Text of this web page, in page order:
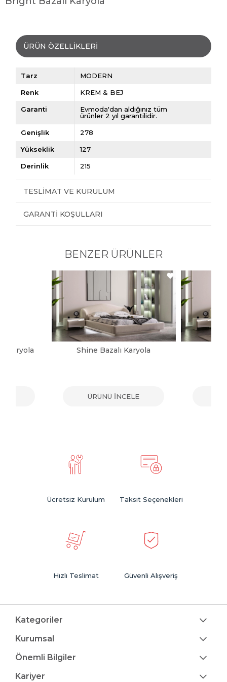
ÜRÜN ÖZELLIKLERI
Tarz MODERN
Renk KREM & BEJ
Garanti
Evmoda'dan aldığınız tüm
ürünler 2 yıl garantilidir.
Genişlik 278
Yükseklik 127
Derinlik 215
TESLIMAT VE KURULUM
GARANTI KOŞULLARI
BENZER ÜRÜNLER
Karyola Shine Bazalı Karyola
ÜRÜNÜ İNCELE
Ücretsiz Kurulum Taksit Seçenekleri
Hızlı Teslimat Güvenli Alışveriş
Kategoriler
Kurumsal
Önemli Bilgiler
Kariyer